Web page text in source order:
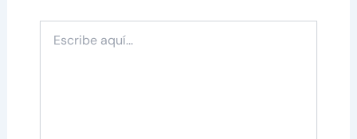
aquí...